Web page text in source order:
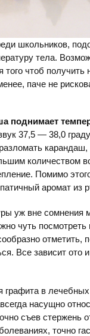
школьников,
тела.
чтоб
паче не
поднимает
37,5 — 38,0
количеством
Помимо
аромат из
уж вне сомнения
чуть
отметить,
Все зависит ото
в
насущно
съев стержень
точно